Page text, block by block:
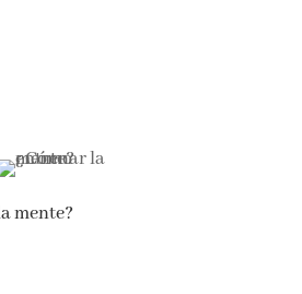
mente? de amantes de la